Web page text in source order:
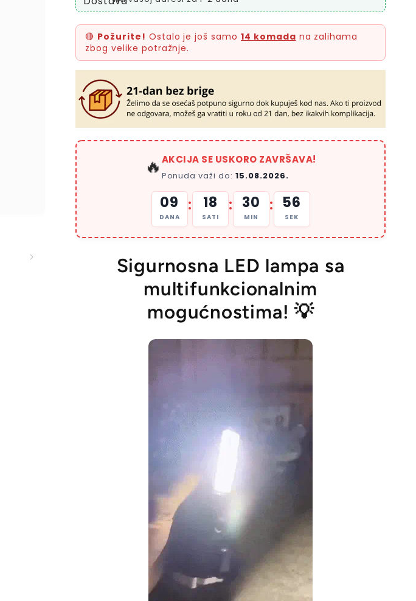
🔴 Požurite! Ostalo je još samo 14 komada na zalihama
zbog velike potražnje.
🔥AKCIJA SE USKORO ZAVRŠAVA!
Ponuda važi do: 15.08.2026.
09
DANA
: 18
SATI
: 30
MIN
: 54
SEK
Sigurnosna LED lampa sa
multifunkcionalnim
mogućnostima!💡